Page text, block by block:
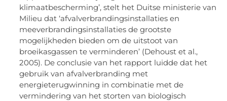
klimaatbescherming’, stelt het Duitse ministerie van
Milieu dat ‘afvalverbrandingsinstallaties en
meeverbrandingsinstallaties de grootste
mogelijkheden bieden om de uitstoot van
broeikasgassen te verminderen’ (Dehoust et al.,
2005). De conclusie van het rapport luidde dat het
gebruik van afvalverbranding met
energieterugwinning in combinatie met de
vermindering van het storten van biologisch